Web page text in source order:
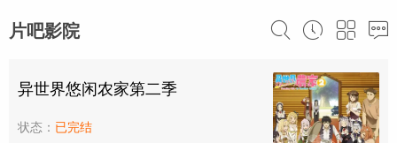
片吧影院
异世界悠闲农家第二季
状态： 已完结